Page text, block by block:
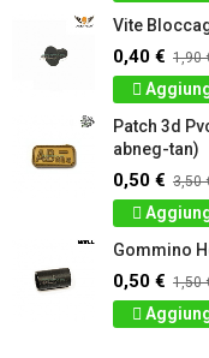
Vite
0,40 € 1,90
Patch 3d
abneg-tan)
0,50 € 3,50
Gommino
0,50 € 1,50